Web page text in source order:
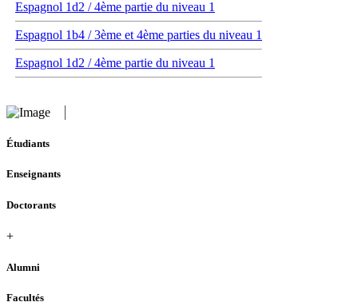
Espagnol 1d2 / 4ème partie du niveau 1
Espagnol 1b4 / 3ème et 4ème parties du niveau 1
Espagnol 1d2 / 4ème partie du niveau 1
Étudiants
Enseignants
Doctorants
+
Alumni
Facultés